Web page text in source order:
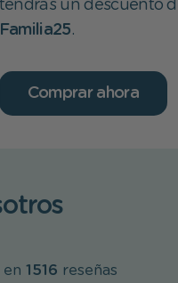
tendrás un descuento
Familia25.
Comprar ahora
en 1516 reseñas